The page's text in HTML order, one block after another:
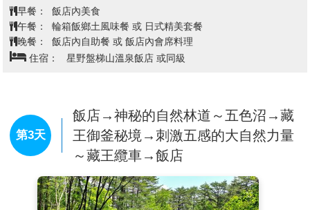
【大內宿】在1981年成為日本國家傳統建築物之一，位
於連接日光和會津兩地的要塞，江戶時代曾經繁華一
時，至今仍完整的保留當時所留下來的茅草傳統建築，
漫步在古意盎然的街道上，欣賞日式傳統建築以及屋內
歷史，此城天守閣之造形有如展開兩翼在空中飛舞的白
鶴，姿態優美，因此有『鶴城』之美稱。此城是日本近
代有名的歷史舞台，1868年10月發生的戊辰戰爭中，維
新政府軍來到會津若松城下，與代表舊幕府勢力的會津
藩士展開決戰。一群年僅15、16歲的少年被編成白虎隊
奮勇迎敵，彈盡糧絕之際他們感嘆守城淪陷在即，於是
20名隊員全體切腹自盡，留下令人唏噓的故事。
早餐：
飯店內美食
午餐：
輪箱飯鄉土風味餐 或 日式精美套餐
晚餐：
飯店內自助餐 或 飯店內會席料理
住宿：
星野盤梯山溫泉飯店 或同級
第3天
飯店→神秘的自然林道～五色沼→藏
王御釜秘境→刺激五感的大自然力量
～藏王纜車→飯店